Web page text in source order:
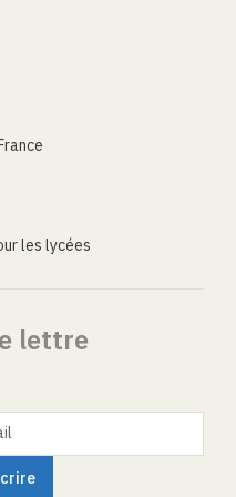
les lycées
lettre